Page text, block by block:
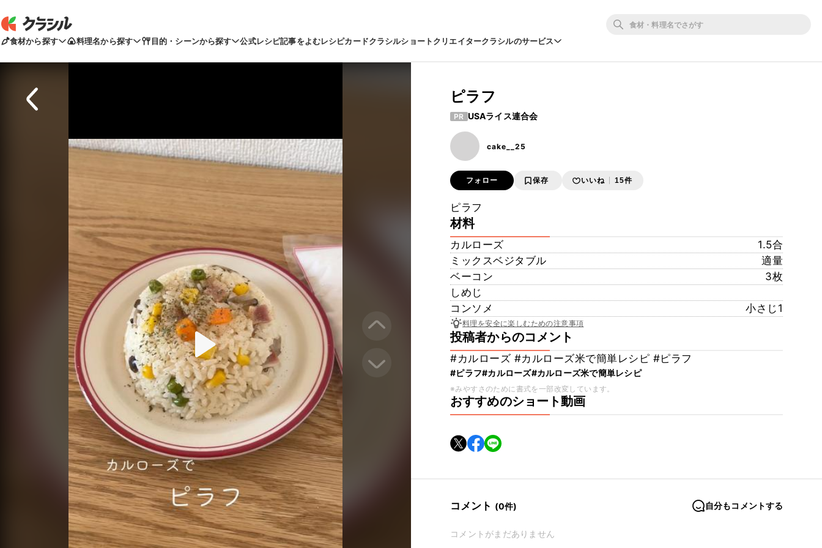
食材から探す 料理名から探す 目的・シーンから探す 公式レシピ記事をよむレシピカードクラシルショートクリエイタークラシルのサービス
ピラフ
PR USAライス連合会
cake__25
フォロー 保存 いいね 15件
ピラフ
材料
カルローズ
1.5合
ミックスベジタブル
適量
ベーコン
3枚
しめじ
コンソメ
小さじ1
料理を安全に楽しむための注意事項
投稿者からのコメント
#カルローズ #カルローズ米で簡単レシピ #ピラフ
#ピラフ#カルローズ#カルローズ米で簡単レシピ
※みやすさのために書式を一部改変しています。
おすすめのショート動画
コメント (0件) 自分もコメントする
コメントがまだありません